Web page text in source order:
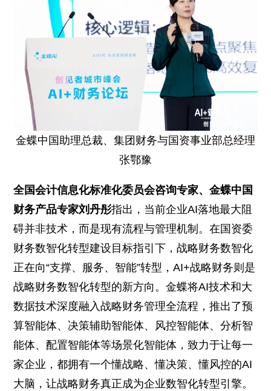
金蝶中国助理总裁、集团财务与国资事业部总经理
张鄂豫
全国会计信息化标准化委员会咨询专家、金蝶中国
财务产品专家刘丹彤指出，当前企业AI落地最大阻
碍并非技术，而是现有流程与管理机制。在国资委
财务数智化转型建设目标指引下，战略财务数智化
正在向“支撑、服务、智能”转型，AI+战略财务则是
战略财务数智化转型的新方向。金蝶将AI技术和大
数据技术深度融入战略财务管理全流程，推出了预
算智能体、决策辅助智能体、风控智能体、分析智
能体、配置智能体等场景化智能体，致力于让每一
家企业，都拥有一个懂战略、懂决策、懂风控的AI
大脑，让战略财务真正成为企业数智化转型引擎。